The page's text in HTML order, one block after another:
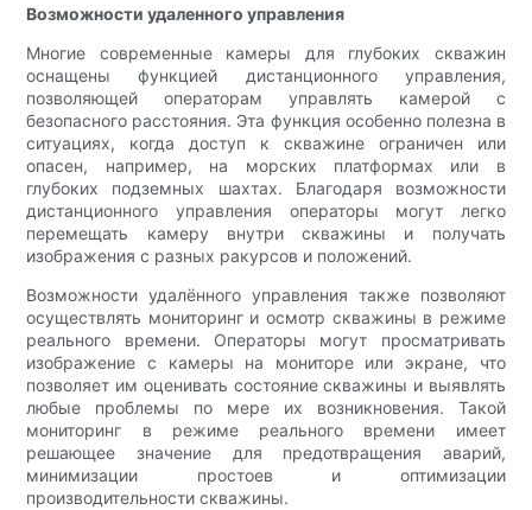
Возможности удаленного управления
Многие современные камеры для глубоких скважин
оснащены функцией дистанционного управления,
позволяющей операторам управлять камерой с
безопасного расстояния. Эта функция особенно полезна в
ситуациях, когда доступ к скважине ограничен или
опасен, например, на морских платформах или в
глубоких подземных шахтах. Благодаря возможности
дистанционного управления операторы могут легко
перемещать камеру внутри скважины и получать
изображения с разных ракурсов и положений.
Возможности удалённого управления также позволяют
осуществлять мониторинг и осмотр скважины в режиме
реального времени. Операторы могут просматривать
изображение с камеры на мониторе или экране, что
позволяет им оценивать состояние скважины и выявлять
любые проблемы по мере их возникновения. Такой
мониторинг в режиме реального времени имеет
решающее значение для предотвращения аварий,
минимизации простоев и оптимизации
производительности скважины.